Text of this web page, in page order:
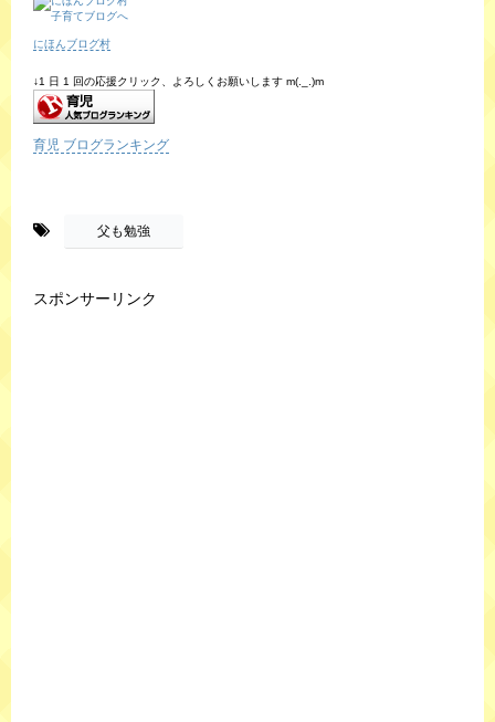
にほんブログ村
↓1 日 1 回の応援クリック、よろしくお願いします m(._.)m
育児 ブログランキング
父も勉強
スポンサーリンク